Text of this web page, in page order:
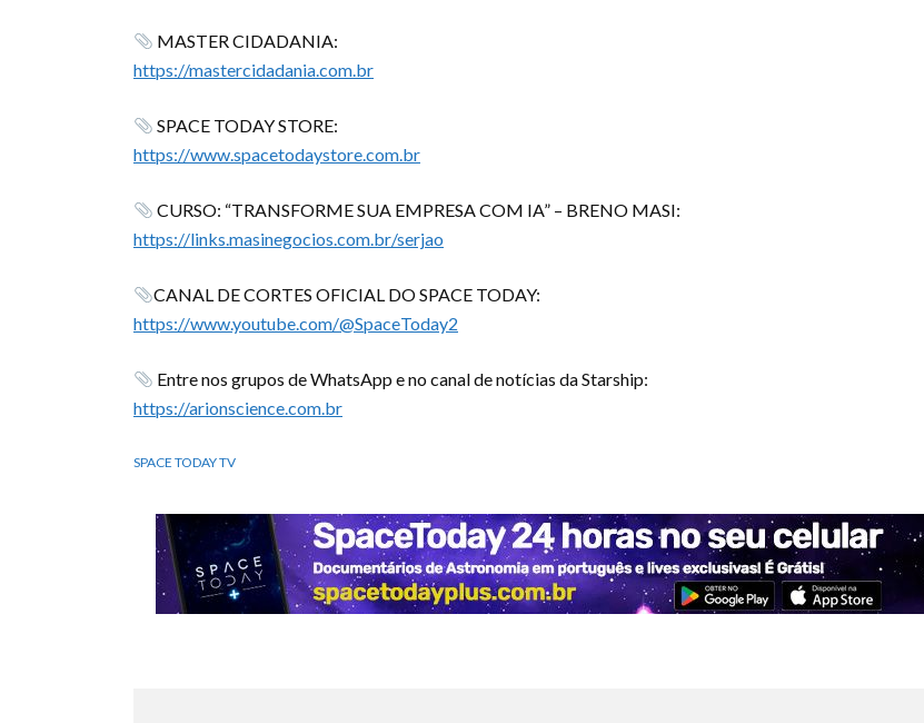
MASTER CIDADANIA:
https://mastercidadania.com.br
SPACE TODAY STORE:
https://www.spacetodaystore.com.br
CURSO: “TRANSFORME SUA EMPRESA COM IA” – BRENO MASI:
https://links.masinegocios.com.br/serjao
CANAL DE CORTES OFICIAL DO SPACE TODAY:
https://www.youtube.com/@SpaceToday2
Entre nos grupos de WhatsApp e no canal de notícias da Starship:
https://arionscience.com.br
SPACE TODAY TV